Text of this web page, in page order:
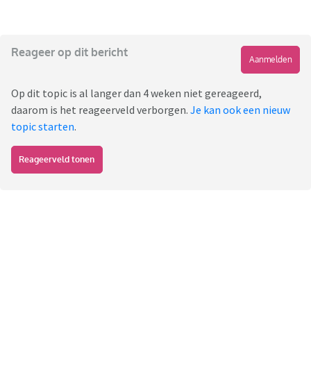
Reageer op dit bericht
Aanmelden
Op dit topic is al langer dan 4 weken niet gereageerd,
daarom is het reageerveld verborgen. Je kan ook een nieuw
topic starten.
Reageerveld tonen